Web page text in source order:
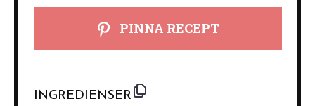
PINNA RECEPT
INGREDIENSER